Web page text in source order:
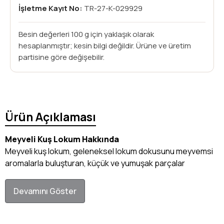
İşletme Kayıt No: TR-27-K-029929
Besin değerleri 100 g için yaklaşık olarak
hesaplanmıştır; kesin bilgi değildir. Ürüne ve üretim
partisine göre değişebilir.
Ürün Açıklaması
Meyveli Kuş Lokum Hakkında
Meyveli kuş lokum, geleneksel lokum dokusunu meyvemsi
aromalarla buluşturan, küçük ve yumuşak parçalar
Devamını Göster